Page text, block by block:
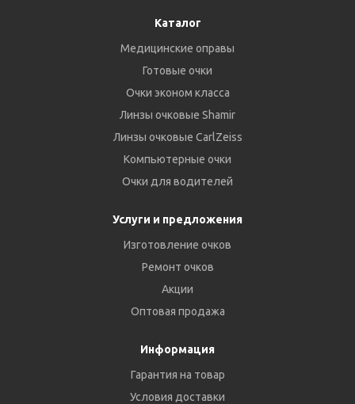
Каталог
Медицинские оправы
Готовые очки
Очки эконом класса
Линзы очковые Shamir
Линзы очковые CarlZeiss
Компьютерные очки
Очки для водителей
Услуги и предложения
Изготовление очков
Ремонт очков
Акции
Оптовая продажа
Информация
Гарантия на товар
Условия доставки